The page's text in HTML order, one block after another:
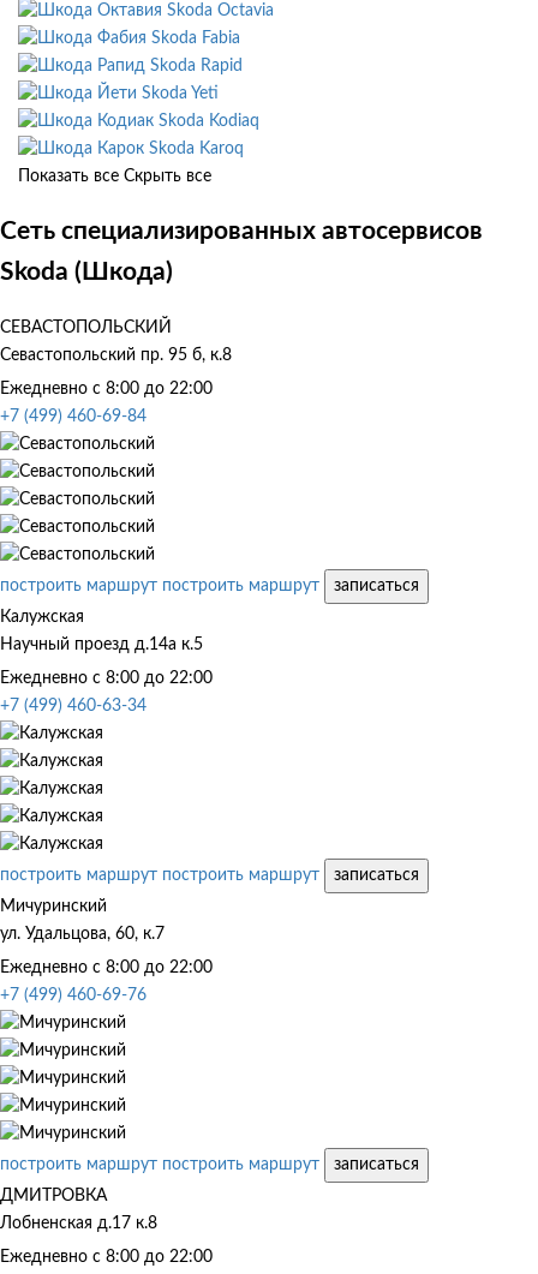
Skoda Octavia
Skoda Fabia
Skoda Rapid
Skoda Yeti
Skoda Kodiaq
Skoda Karoq
Показать все Скрыть все
Сеть специализированных автосервисов
Skoda (Шкода)
СЕВАСТОПОЛЬСКИЙ
Севастопольский пр. 95 б, к.8
Ежедневно с 8:00 до 22:00
+7 (499) 460-69-84
построить маршрут построить маршрут
записаться
Калужская
Научный проезд д.14а к.5
Ежедневно с 8:00 до 22:00
+7 (499) 460-63-34
построить маршрут построить маршрут
записаться
Мичуринский
ул. Удальцова, 60, к.7
Ежедневно с 8:00 до 22:00
+7 (499) 460-69-76
построить маршрут построить маршрут
записаться
ДМИТРОВКА
Лобненская д.17 к.8
Ежедневно с 8:00 до 22:00